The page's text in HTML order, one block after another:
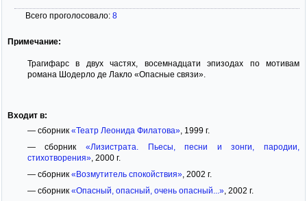
Всего проголосовало: 8
Примечание:
Трагифарс в двух частях, восемнадцати эпизодах по мотивам
романа Шодерло де Лакло «Опасные связи».
Входит в:
— сборник «Театр Леонида Филатова», 1999 г.
— сборник «Лизистрата. Пьесы, песни и зонги, пародии,
стихотворения», 2000 г.
— сборник «Возмутитель спокойствия», 2002 г.
— сборник «Опасный, опасный, очень опасный...», 2002 г.